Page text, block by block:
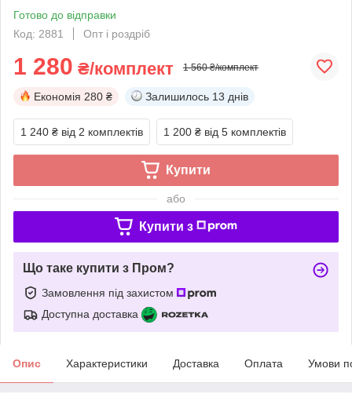
Готово до відправки
Код: 2881
Опт і роздріб
1 280 ₴/комплект 1 560 ₴/комплект
Економія 280 ₴ Залишилось 13 днів
1 240 ₴ від 2 комплектів 1 200 ₴ від 5 комплектів
Купити
або
Купити з
Що таке купити з Пром?
Замовлення під захистом
Доступна доставка
Опис Характеристики Доставка Оплата Умови